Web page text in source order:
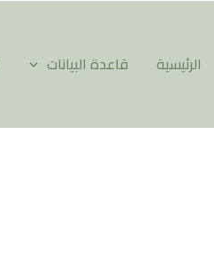
الرئيسية قاعدة البيانات